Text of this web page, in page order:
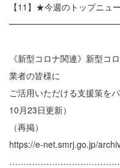
【11】★今週のトップニュ
《新型コロナ関連》新型コ
業者の皆様に
ご活用いただける支援策を
10月23日更新）
（再掲）
https://e-net.smrj.go.jp/